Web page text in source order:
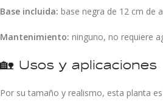
Base incluida: base negra de 12 cm de
Mantenimiento: ninguno, no requiere
🏡 Usos y aplicaciones
Por su tamaño y realismo, esta planta